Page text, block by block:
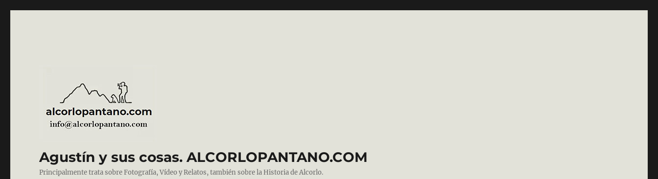
Agustín y sus cosas. ALCORLOPANTANO.COM
Principalmente trata sobre Fotografía, Vídeo y Relatos, también sobre la Historia de Alcorlo.